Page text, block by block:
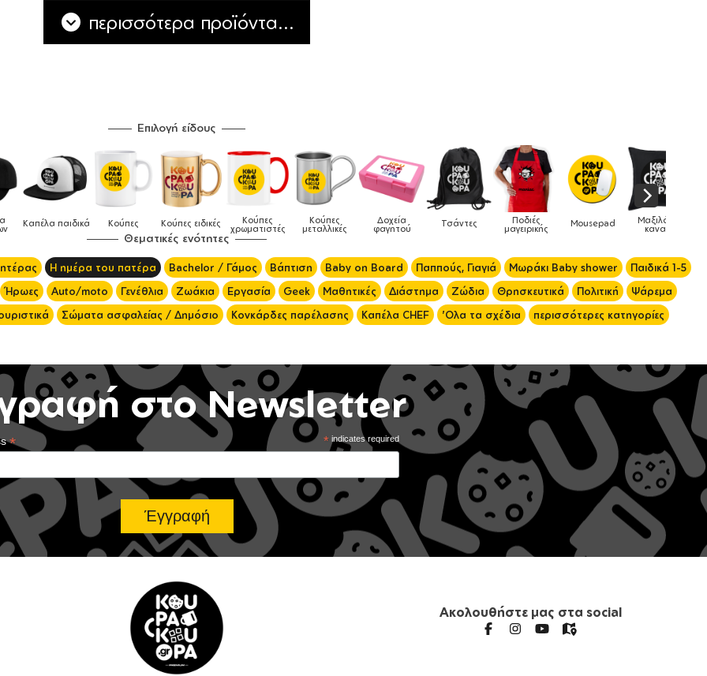
περισσότερα προϊόντα...
Επιλογή είδους
Καπέλα παιδικά Κούπες Κούπες ειδικές Κούπες
χρωματιστές
Κούπες
μεταλλικές
Δοχεία
φαγητού Τσάντες Ποδιές
μαγειρικής Mousepad Μαξιλάρια
καναπέ
Θεματικές ενότητες
Η ημέρα του πατέρα Bachelor / Γάμος Βάπτιση Baby on Board Παππούς, Γιαγιά Μωράκι Baby shower
Παιδικά 1-5
Ήρωες Auto/moto Γενέθλια Ζωάκια Εργασία Geek Μαθητικές Διάστημα Ζώδια Θρησκευτικά Πολιτική
Ψάρεμα
Σώματα ασφαλείας / Δημόσιο Κονκάρδες παρέλασης Καπέλα CHEF 'Ολα τα σχέδια περισσότερες κατηγορίες
στο Newsletter
*indicates required
*
Ακολουθήστε μας στα social